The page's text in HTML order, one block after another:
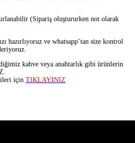
(Sipariş oluştururken not olarak
hazırlıyoruz ve whatsapp’tan size kontrol
kahve veya anahtarlık gibi ürünlerin
için TIKLAYINIZ